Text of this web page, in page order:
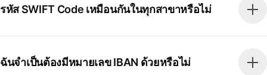
รหัส SWIFT Code เหมือนกันในทุกสาขาหรือไม่
ฉันจำเป็นต้องมีหมายเลข IBAN ด้วยหรือไม่